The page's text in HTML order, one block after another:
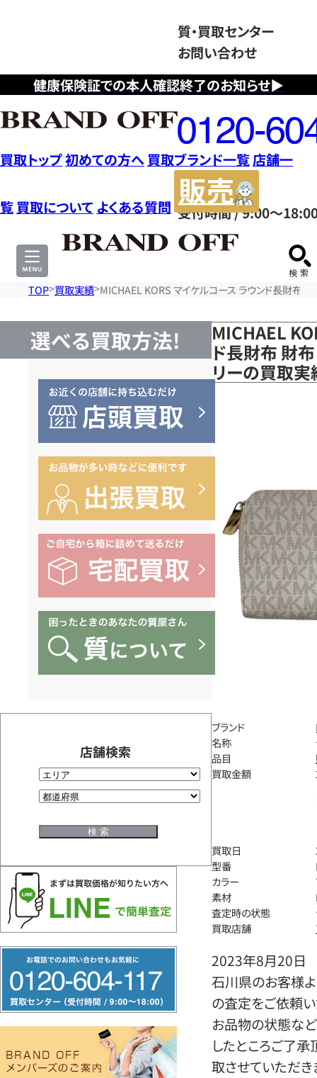
健康保険証での本人確認終了のお知らせ▶
質・買取センター
お問い合わせ
フ
リ
ー
ダ
イ
ヤ
ル
0120604117
受付時間 / 9:00～
買取トップ初めての方へ 買取ブランド一覧店舗一
覧 買取について よくある質問
サ
TOP 買取実績 MICHAEL KORS マイケルコース ラウンド長財布
選べる買取方法!
店舗検索
リ
ー
ヤ
MICHAEL
ド長財布 財
リーの買取実
ブランド
名称
品目
買取金額
買取日
型番
カラー
素材
査定時の状態
買取店舗
2023年8月20日
石川県のお客様
の査定をご依頼い
お品物の状態など
したところご了
取させていただき